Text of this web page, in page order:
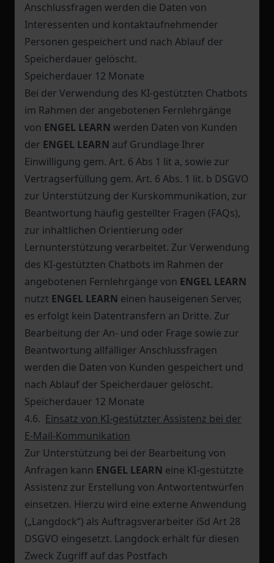
Anschlussfragen werden die Daten von
Interessenten und kontaktaufnehmender
Personen gespeichert und nach Ablauf der
Speicherdauer gelöscht.
Speicherdauer 12 Monate
Bei der Verwendung des KI-gestützten Chatbots
im Rahmen der angebotenen Fernlehrgänge
von ENGEL LEARN werden Daten von Kunden
der ENGEL LEARN auf Grundlage Ihrer
Einwilligung gem. Art. 6 Abs 1 lit a, sowie zur
Vertragserfüllung gem. Art. 6 Abs. 1 lit. b DSGVO
zur Unterstützung der Kurskommunikation, zur
Beantwortung häufig gestellter Fragen (FAQs),
zur inhaltlichen Orientierung oder
Lernunterstützung verarbeitet. Zur Verwendung
des KI-gestützten Chatbots im Rahmen der
angebotenen Fernlehrgänge von ENGEL LEARN
nutzt ENGEL LEARN einen hauseigenen Server,
es erfolgt kein Datentransfern an Dritte. Zur
Bearbeitung der An- und oder Frage sowie zur
Beantwortung allfälliger Anschlussfragen
werden die Daten von Kunden gespeichert und
nach Ablauf der Speicherdauer gelöscht.
Speicherdauer 12 Monate
4.6. Einsatz von KI-gestützter Assistenz bei der
E-Mail-Kommunikation
Zur Unterstützung bei der Bearbeitung von
Anfragen kann ENGEL LEARN eine KI-gestützte
Assistenz zur Erstellung von Antwortentwürfen
einsetzen. Hierzu wird eine externe Anwendung
(„Langdock“) als Auftragsverarbeiter iSd Art 28
DSGVO eingesetzt. Langdock erhält für diesen
Zweck Zugriff auf das Postfach